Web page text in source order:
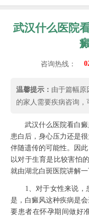
武汉什么医院
咨询热线：
温馨提示： 由于篇幅原
的家人需要疾病咨询，
武汉什么医院看白
患白后，身心压力还是
伴随遗传的可能性。因
以对于生育是比较害怕
就由湖北白斑医院讲解一
1、对于女性来说，
是，白癜风这种疾病是
要患者在怀孕期间做好